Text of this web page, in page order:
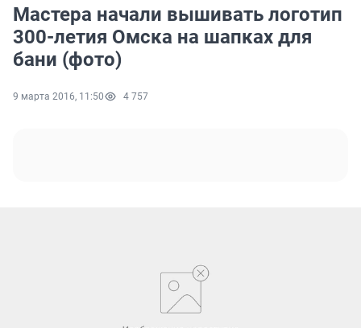
Мастера начали вышивать логотип
300-летия Омска на шапках для
бани (фото)
9 марта 2016, 11:50 4 757